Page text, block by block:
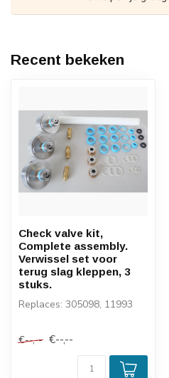
Recent bekeken
Check valve kit,
Complete assembly.
Verwissel set voor
terug slag kleppen, 3
stuks.
Replaces: 305098, 11993
€--,-- €--,--